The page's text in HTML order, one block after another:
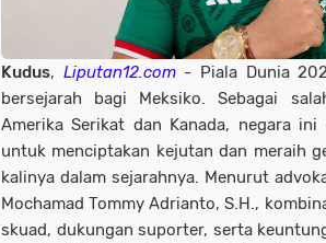
Kudus, Liputan12.com- Piala Dunia
bersejarah bagi Meksiko. Sebagai
Amerika Serikat dan Kanada, negara
untuk menciptakan kejutan dan meraih
kalinya dalam sejarahnya. Menurut
Mochamad Tommy Adrianto, S.H.,
skuad, dukungan suporter, serta